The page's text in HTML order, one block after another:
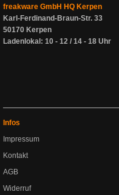
freakware GmbH HQ Kerpen
Karl-Ferdinand-Braun-Str. 33
50170 Kerpen
Ladenlokal: 10 - 12 / 14 - 18 Uhr
Infos
Impressum
Kontakt
AGB
Widerruf